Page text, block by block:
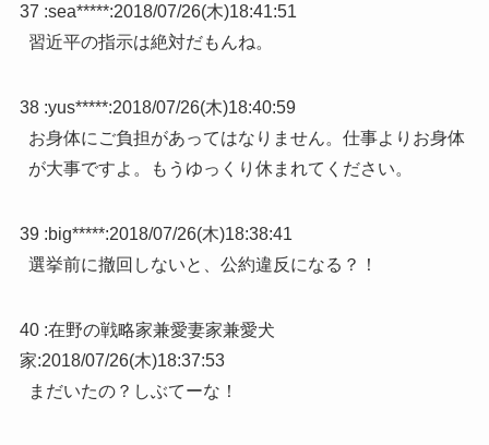
37 :sea*****:2018/07/26(木)18:41:51
習近平の指示は絶対だもんね。
38 :yus*****:2018/07/26(木)18:40:59
お身体にご負担があってはなりません。仕事よりお身体
が大事ですよ。もうゆっくり休まれてください。
39 :big*****:2018/07/26(木)18:38:41
選挙前に撤回しないと、公約違反になる？！
40 :在野の戦略家兼愛妻家兼愛犬
家:2018/07/26(木)18:37:53
まだいたの？しぶてーな！